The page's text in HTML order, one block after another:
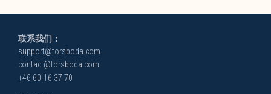
联系我们：
support@torsboda.com
contact@torsboda.com
+46 60-16 37 70